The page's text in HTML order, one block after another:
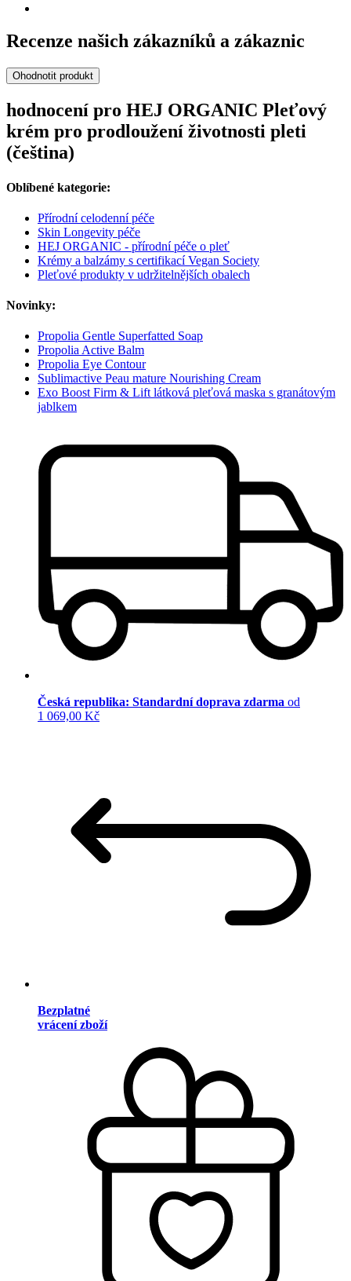
Recenze našich zákazníků a zákaznic
Ohodnotit produkt
hodnocení pro HEJ ORGANIC Pleťový
krém pro prodloužení životnosti pleti
(čeština)
Oblíbené kategorie:
Přírodní celodenní péče
Skin Longevity péče
HEJ ORGANIC - přírodní péče o pleť
Krémy a balzámy s certifikací Vegan Society
Pleťové produkty v udržitelnějších obalech
Novinky:
Propolia Gentle Superfatted Soap
Propolia Active Balm
Propolia Eye Contour
Sublimactive Peau mature Nourishing Cream
Exo Boost Firm & Lift látková pleťová maska s granátovým
jablkem
Česká republika: Standardní doprava zdarma od
1 069,00 Kč
Bezplatné
vrácení zboží